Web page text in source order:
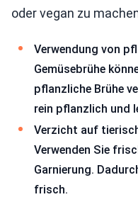
oder vegan zu
Verwendung von
Gemüsebrühe
pflanzliche Brühe
rein pflanzlich und
Verzicht auf
Verwenden Sie
Garnierung.
frisch.